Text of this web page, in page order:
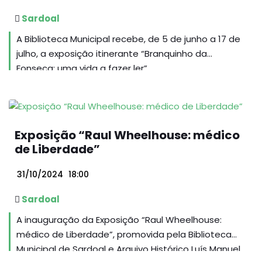
Sardoal
A Biblioteca Municipal recebe, de 5 de junho a 17 de
julho, a exposição itinerante “Branquinho da
Fonseca: uma vida a fazer ler”...
Exposição “Raul Wheelhouse: médico
de Liberdade”
31/10/2024 18:00
Sardoal
A inauguração da Exposição “Raul Wheelhouse:
médico de Liberdade”, promovida pela Biblioteca
Municipal de Sardoal e Arquivo Histórico Luís Manuel